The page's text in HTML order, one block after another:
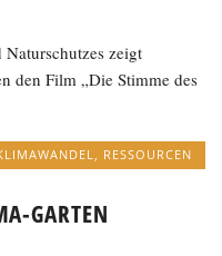
zeigt
den Film „Die Stimme des
, RESSOURCEN
GARTEN